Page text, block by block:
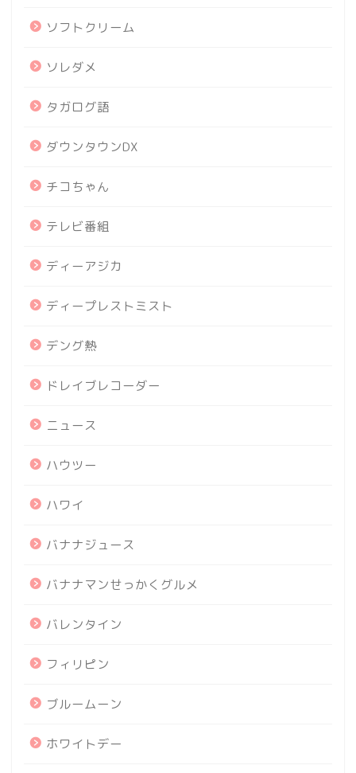
ソフトクリーム
ソレダメ
タガログ語
ダウンタウンDX
チコちゃん
テレビ番組
ディーアジカ
ディープレストミスト
デング熱
ドレイブレコーダー
ニュース
ハウツー
ハワイ
バナナジュース
バナナマンせっかくグルメ
バレンタイン
フィリピン
ブルームーン
ホワイトデー